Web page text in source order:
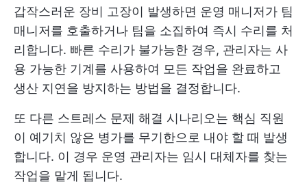
갑작스러운 장비 고장이 발생하면 운영 매니저가 팀
매니저를 호출하거나 팀을 소집하여 즉시 수리를 처
리합니다. 빠른 수리가 불가능한 경우, 관리자는 사
용 가능한 기계를 사용하여 모든 작업을 완료하고
생산 지연을 방지하는 방법을 결정합니다.
또 다른 스트레스 문제 해결 시나리오는 핵심 직원
이 예기치 않은 병가를 무기한으로 내야 할 때 발생
합니다. 이 경우 운영 관리자는 임시 대체자를 찾는
작업을 맡게 됩니다.